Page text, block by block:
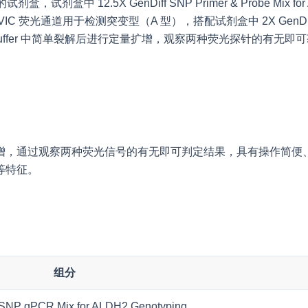
剂盒，试剂盒中 12.5X GenDiff SNP Primer & Probe Mix
荧光通道用于检测突变型（A 型），搭配试剂盒中 2X
中简单裂解后进行定量扩增，观察两种荧光探针的有无即
通过观察两种荧光信号的有无即可判定结果，具有操作简便
征。
组分